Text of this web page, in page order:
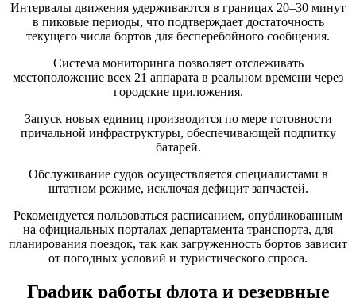
Интервалы движения удерживаются в границах 20–30 минут
в пиковые периоды, что подтверждает достаточность
текущего числа бортов для бесперебойного сообщения.
Система мониторинга позволяет отслеживать
местоположение всех 21 аппарата в реальном времени через
городские приложения.
Запуск новых единиц производится по мере готовности
причальной инфраструктуры, обеспечивающей подпитку
батарей.
Обслуживание судов осуществляется специалистами в
штатном режиме, исключая дефицит запчастей.
Рекомендуется пользоваться расписанием, опубликованным
на официальных порталах департамента транспорта, для
планирования поездок, так как загруженность бортов зависит
от погодных условий и туристического спроса.
График работы флота и резервные